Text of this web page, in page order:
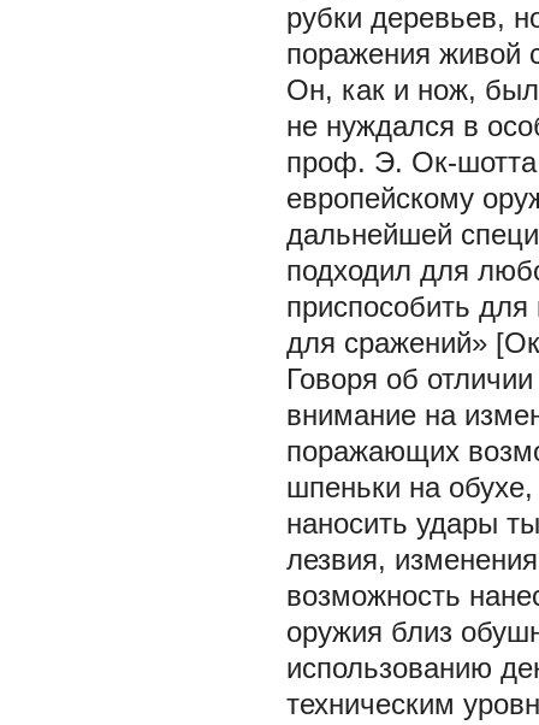
рубки деревьев,
поражения живой
Он, как и нож, был
не нуждался в
проф. Э. Ок-шотта
европейскому
дальнейшей
подходил для
приспособить
для сражений»
Говоря об
внимание на
поражающих
шпеньки на
наносить удары
лезвия,
возможность
оружия близ
использованию
техническим